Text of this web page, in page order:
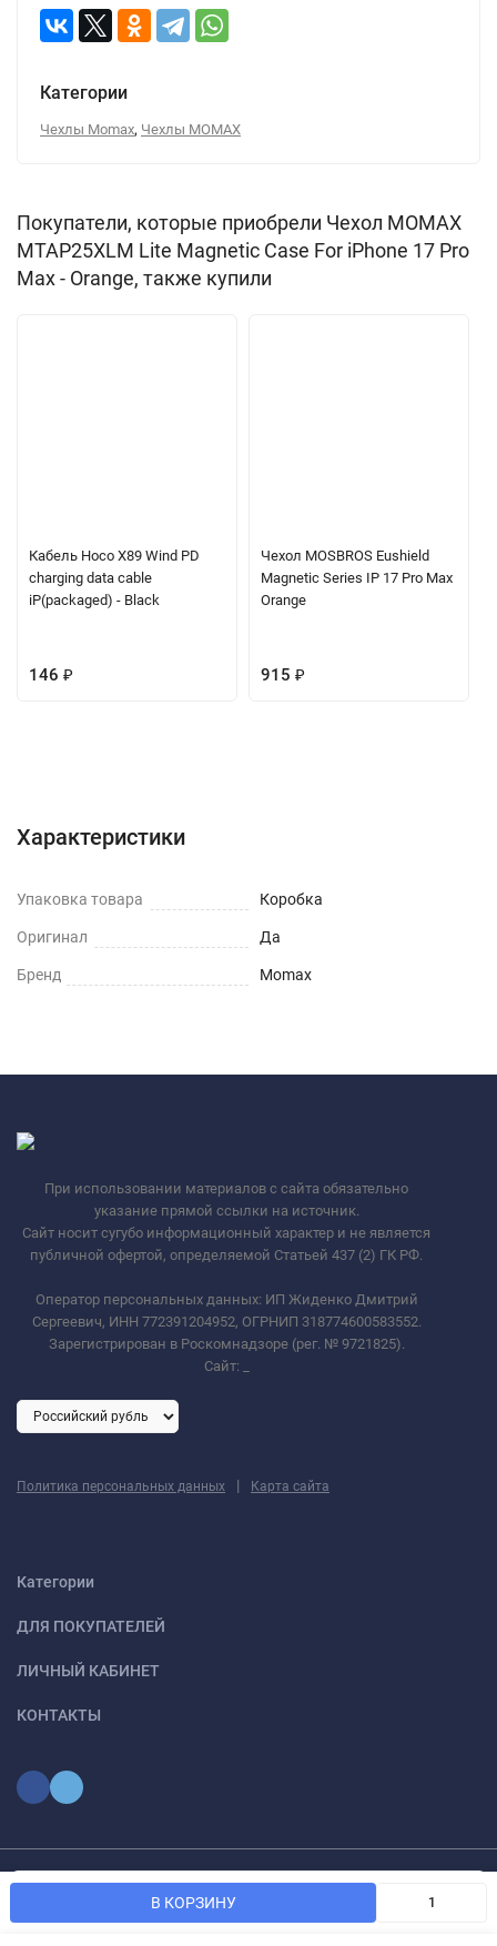
В КОРЗИНУ
Категории
Чехлы Momax, Чехлы MOMAX
Покупатели, которые приобрели Чехол MOMAX
MTAP25XLM Lite Magnetic Case For iPhone 17 Pro
Max - Orange, также купили
Кабель Hoco X89 Wind PD
charging data cable
iP(packaged) - Black
146 ₽
Чехол MOSBROS Eushield
Magnetic Series IP 17 Pro Max
Orange
915 ₽
Характеристики
Упаковка товара Коробка
Оригинал Да
Бренд Momax
При использовании материалов с сайта обязательно
указание прямой ссылки на источник.
Сайт носит сугубо информационный характер и не является
публичной офертой, определяемой Статьей 437 (2) ГК РФ.
Оператор персональных данных: ИП Жиденко Дмитрий
Сергеевич, ИНН 772391204952, ОГРНИП 318774600583552.
Зарегистрирован в Роскомнадзоре (рег. № 9721825).
Сайт:
Политика персональных данных | Карта сайта
Категории
ДЛЯ ПОКУПАТЕЛЕЙ
ЛИЧНЫЙ КАБИНЕТ
КОНТАКТЫ